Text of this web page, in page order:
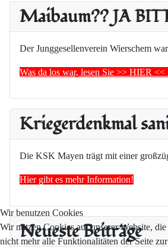
Maibaum?? JA
Der Junggesellenverein Wierschem
Was da los war, lesen Sie >> HIER <<
Kriegerdenkmal
Die KSK Mayen trägt mit einer
Hier gibt es mehr Information!
Neueste Beiträge
Wir benutzen Cookies
Wir nutzen Cookies auf unserer Website,
nicht mehr alle Funktionalitäten der Seite